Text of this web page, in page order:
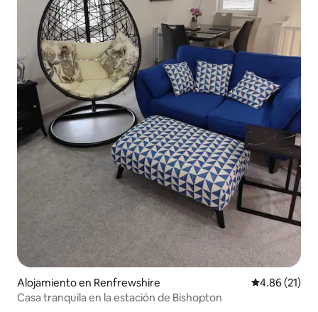
Alojamiento en Renfrewshire Calificación
4.86 (21)
Casa tranquila en la estación de Bishopton